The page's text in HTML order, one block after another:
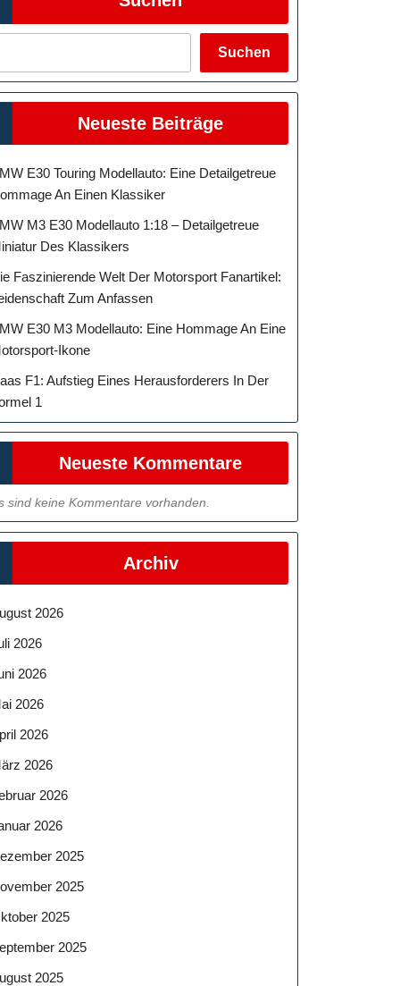
Suchen
Neueste Beiträge
E30 Touring Modellauto: Eine Detailgetreue
An Einen Klassiker
M3 E30 Modellauto 1:18 – Detailgetreue
Des Klassikers
Faszinierende Welt Der Motorsport Fanartikel:
Zum Anfassen
E30 M3 Modellauto: Eine Hommage An Eine
Ikone
F1: Aufstieg Eines Herausforderers In Der
1
Neueste Kommentare
sind keine Kommentare vorhanden.
Archiv
2026
2026
2026
2026
2026
2026
2026
2026
2025
2025
2025
2025
2025